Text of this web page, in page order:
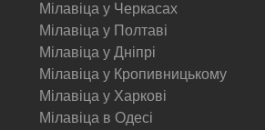
Мілавіца у Черкасах
Мілавіца у Полтаві
Мілавіца у Дніпрі
Мілавіца у Кропивницькому
Мілавіца у Харкові
Мілавіца в Одесі